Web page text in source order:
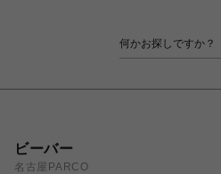
ビーバー
名古屋PARCO